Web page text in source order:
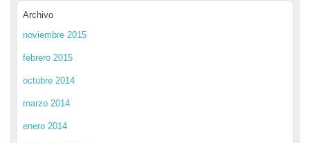
Archivo
noviembre 2015
febrero 2015
octubre 2014
marzo 2014
enero 2014